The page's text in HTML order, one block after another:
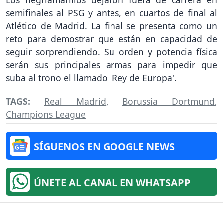
semifinales al PSG y antes, en cuartos de final al
Atlético de Madrid. La final se presenta como un
reto para demostrar que están en capacidad de
seguir sorprendiendo. Su orden y potencia física
serán sus principales armas para impedir que
suba al trono el llamado 'Rey de Europa'.
TAGS: Real Madrid, Borussia Dortmund,
Champions League
SÍGUENOS EN GOOGLE NEWS
ÚNETE AL CANAL EN WHATSAPP